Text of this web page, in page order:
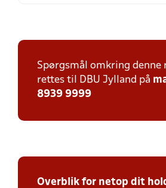
Spørgsmål omkring denne
rettes til DBU Jylland på
8939 9999
Overblik for netop dit